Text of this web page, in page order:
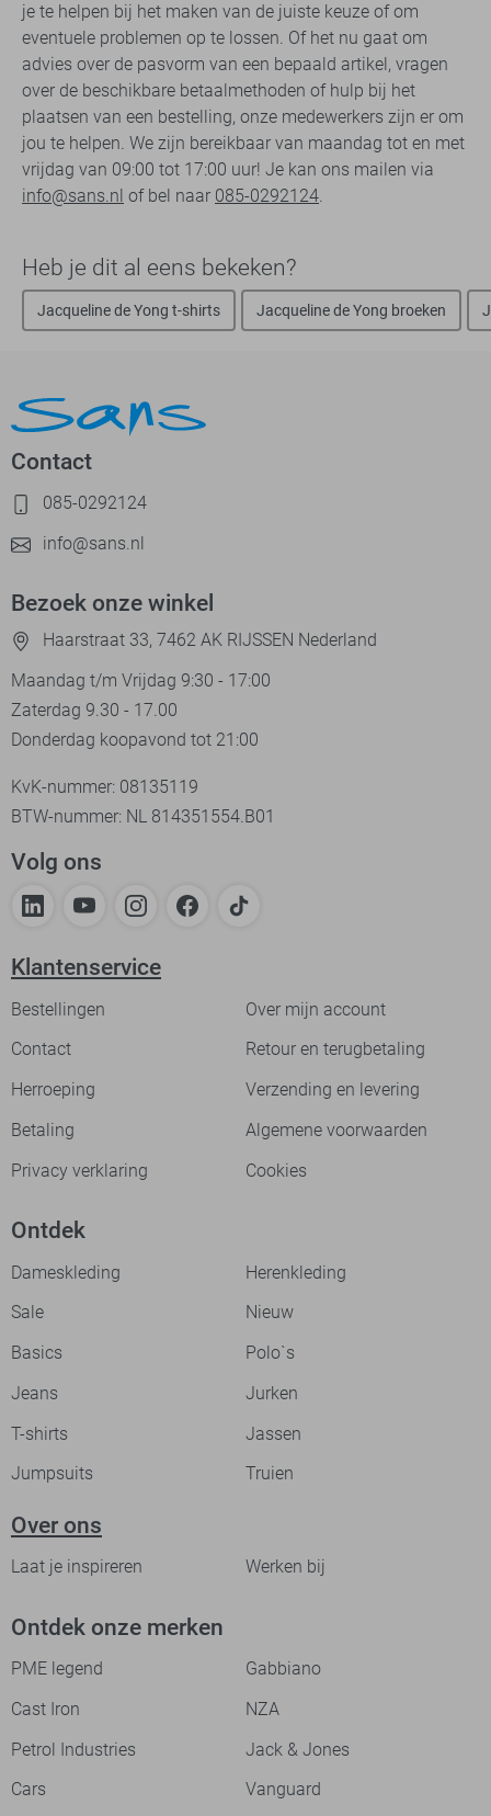
je te helpen bij het maken van de juiste keuze of om
eventuele problemen op te lossen. Of het nu gaat om
advies over de pasvorm van een bepaald artikel, vragen
over de beschikbare betaalmethoden of hulp bij het
plaatsen van een bestelling, onze medewerkers zijn er om
jou te helpen. We zijn bereikbaar van maandag tot en met
vrijdag van 09:00 tot 17:00 uur! Je kan ons mailen via
info@sans.nl of bel naar 085-0292124.
Heb je dit al eens bekeken?
Jacqueline de Yong t-shirts Jacqueline de Yong broeken
Contact
085-0292124
info@sans.nl
Bezoek onze winkel
Haarstraat 33, 7462 AK RIJSSEN Nederland
Maandag t/m Vrijdag 9:30 - 17:00
Zaterdag 9.30 - 17.00
Donderdag koopavond tot 21:00
KvK-nummer: 08135119
BTW-nummer: NL 814351554.B01
Volg ons
Klantenservice
Bestellingen
Over mijn account
Contact
Retour en terugbetaling
Herroeping
Verzending en levering
Betaling
Algemene voorwaarden
Privacy verklaring
Cookies
Ontdek
Dameskleding
Herenkleding
Sale
Nieuw
Basics
Polo`s
Jeans
Jurken
T-shirts
Jassen
Jumpsuits
Truien
Over ons
Laat je inspireren Werken bij
Ontdek onze merken
PME legend
Gabbiano
Cast Iron
NZA
Petrol Industries
Jack & Jones
Cars
Vanguard